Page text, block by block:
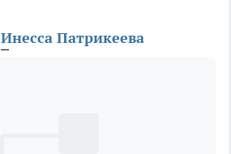
Инесса Патрикеева